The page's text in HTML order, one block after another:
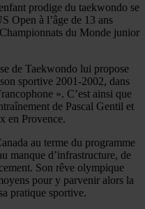
prodige du taekwondo se
Open à l’âge de 13 ans
du Monde junior
de Taekwondo lui propose
sportive 2001-2002, dans
». C’est ainsi que
de Pascal Gentil et
en Provence.
au terme du programme
manque d’infrastructure, de
Son rêve olympique
pour y parvenir alors la
pratique sportive.